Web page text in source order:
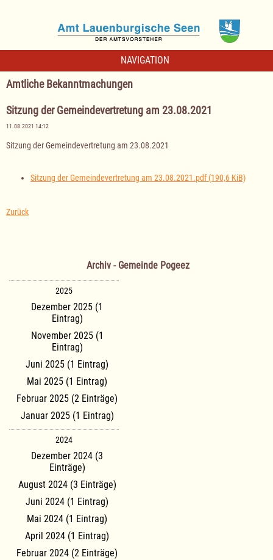
NAVIGATION
Amtliche Bekanntmachungen
Sitzung der Gemeindevertretung am 23.08.2021
11.08.2021 14:12
Sitzung der Gemeindevertretung am 23.08.2021
Sitzung der Gemeindevertretung am 23.08.2021.pdf(190,6 KiB)
Zurück
Archiv - Gemeinde Pogeez
2025
Dezember 2025 (1
Eintrag)
November 2025 (1
Eintrag)
Juni 2025 (1 Eintrag)
Mai 2025 (1 Eintrag)
Februar 2025 (2 Einträge)
Januar 2025 (1 Eintrag)
2024
Dezember 2024 (3
Einträge)
August 2024 (3 Einträge)
Juni 2024 (1 Eintrag)
Mai 2024 (1 Eintrag)
April 2024 (1 Eintrag)
Februar 2024 (2 Einträge)